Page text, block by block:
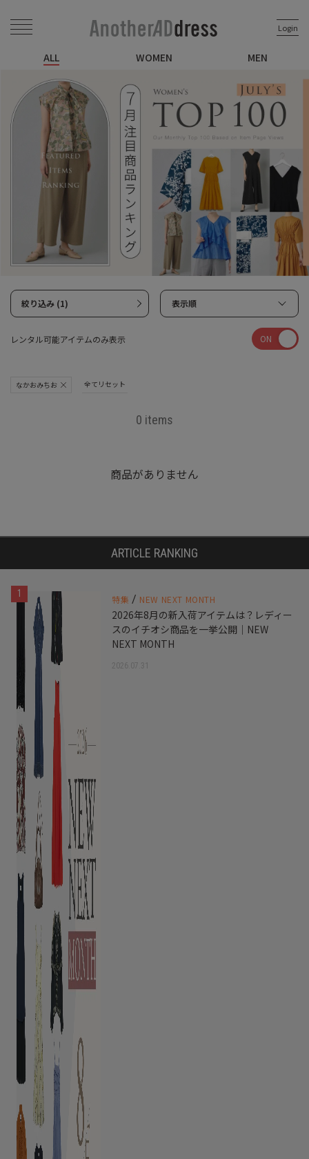
Login
ALL WOMEN MEN
絞り込み (1) 表示順
レンタル可能アイテムのみ表示 ON
なかおみちお 全てリセット
0 items
商品がありません
ARTICLE RANKING
1 特集 / NEW NEXT MONTH
2026年8月の新入荷アイテムは？レディー
スのイチオシ商品を一挙公開｜NEW
NEXT MONTH
2026.07.31